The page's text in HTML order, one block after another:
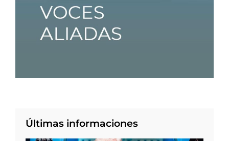
Últimas informaciones